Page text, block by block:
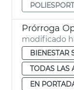
Prórroga
modificado
BIENESTAR
TODAS LAS
EN